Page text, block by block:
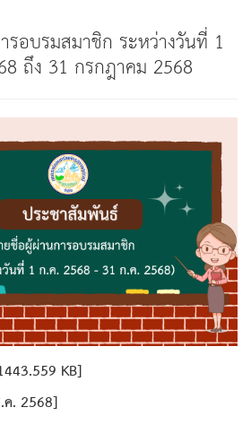
รอบรมสมาชิก ระหว่างวันที่ 1
ถึง 31 กรกฎาคม 2568
KB]
. 2568]